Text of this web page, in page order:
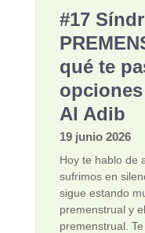
#17
qué te
Al Adib
19 junio 2026
Hoy te hablo de
sufrimos en
sigue estando
premenstrual y
premenstrual.